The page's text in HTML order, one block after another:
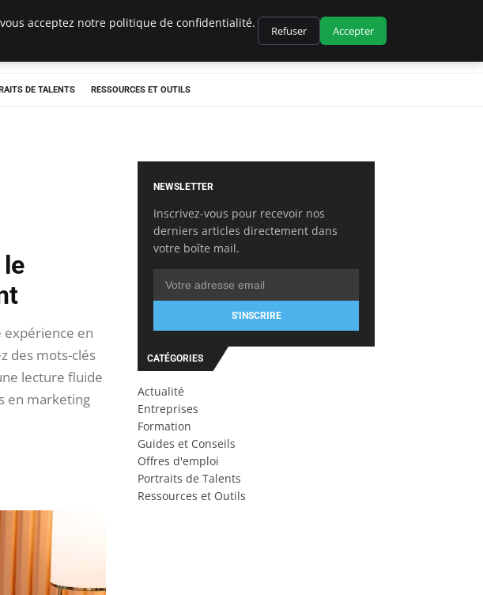
DE TALENTS RESSOURCES ET OUTILS
expérience en
des mots-clés
lecture fluide
en marketing
NEWSLETTER
Inscrivez-vous pour recevoir nos
derniers articles directement dans
votre boîte mail.
S'INSCRIRE
CATÉGORIES
Actualité
Entreprises
Formation
Guides et Conseils
Offres d'emploi
Portraits de Talents
Ressources et Outils
acceptez notre politique de confidentialité.
Refuser Accepter